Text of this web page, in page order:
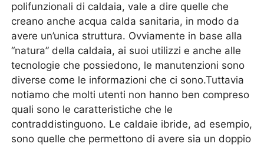
polifunzionali di caldaia, vale a dire quelle che
creano anche acqua calda sanitaria, in modo da
avere un’unica struttura. Ovviamente in base alla
“natura” della caldaia, ai suoi utilizzi e anche alle
tecnologie che possiedono, le manutenzioni sono
diverse come le informazioni che ci sono.Tuttavia
notiamo che molti utenti non hanno ben compreso
quali sono le caratteristiche che le
contraddistinguono. Le caldaie ibride, ad esempio,
sono quelle che permettono di avere sia un doppio